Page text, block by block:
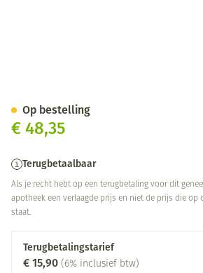
€ 48,35
Terugbetaalbaar
Als je recht hebt op een terugbetaling voor dit
apotheek een verlaagde prijs en niet de prijs die op
staat.
Terugbetalingstarief
€ 15,90 (6% inclusief btw)
Op bestelling